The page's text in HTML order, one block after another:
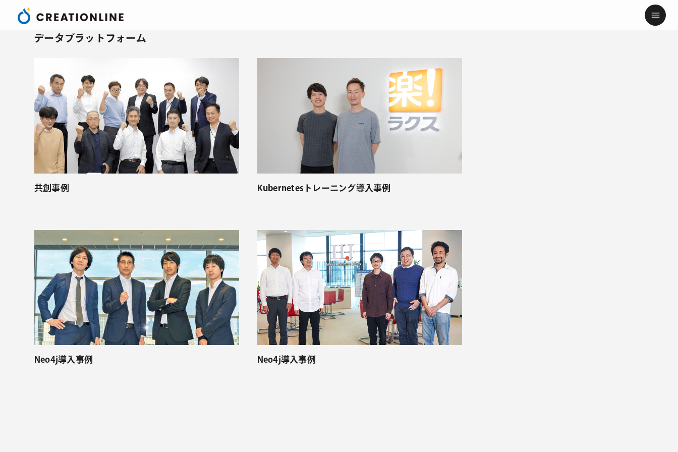
データプラットフォーム
共創事例 Kubernetesトレーニング導入事例
Neo4j導入事例 Neo4j導入事例